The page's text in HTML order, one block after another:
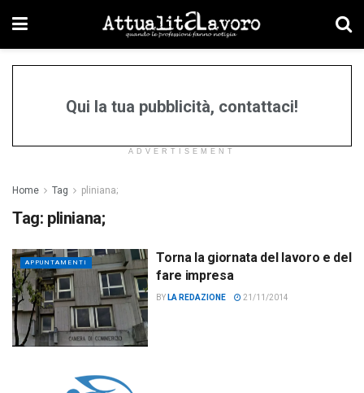
Qui la tua pubblicità, contattaci!
ADVERTISEMENT
Home Tag pliniana;
Tag: pliniana;
APPUNTAMENTI
Torna la giornata del lavoro e del
fare impresa
BY LA REDAZIONE 21/11/2014